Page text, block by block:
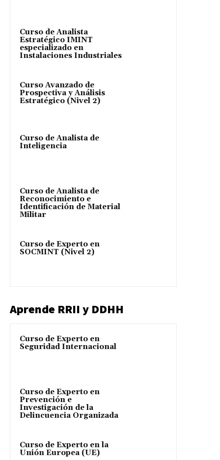
Curso de Analista
Estratégico IMINT
especializado en
Instalaciones Industriales
Curso Avanzado de
Prospectiva y Análisis
Estratégico (Nivel 2)
Curso de Analista de
Inteligencia
Curso de Analista de
Reconocimiento e
Identificación de Material
Militar
Curso de Experto en
SOCMINT (Nivel 2)
Aprende RRII y DDHH
Curso de Experto en
Seguridad Internacional
Curso de Experto en
Prevención e
Investigación de la
Delincuencia Organizada
Curso de Experto en la
Unión Europea (UE)